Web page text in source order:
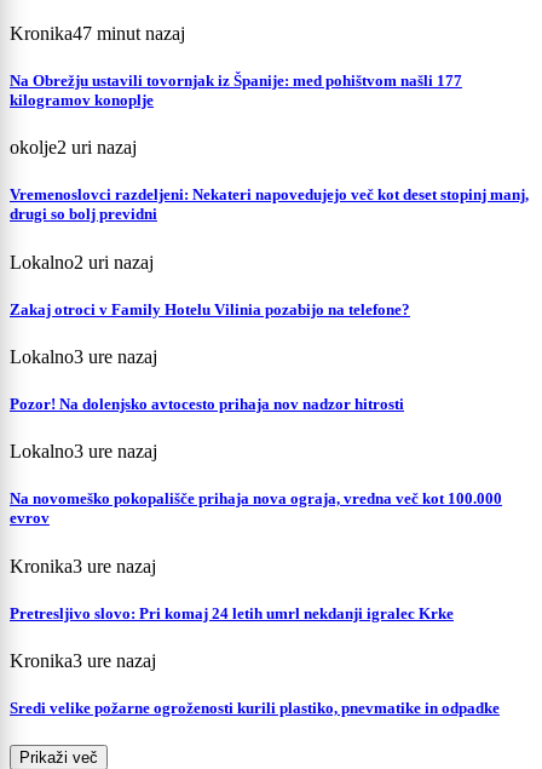
Kronika47 minut nazaj
Na Obrežju ustavili tovornjak iz Španije: med pohištvom našli 177
kilogramov konoplje
okolje2 uri nazaj
Vremenoslovci razdeljeni: Nekateri napovedujejo več kot deset stopinj manj,
drugi so bolj previdni
Lokalno2 uri nazaj
Zakaj otroci v Family Hotelu Vilinia pozabijo na telefone?
Lokalno3 ure nazaj
Pozor! Na dolenjsko avtocesto prihaja nov nadzor hitrosti
Lokalno3 ure nazaj
Na novomeško pokopališče prihaja nova ograja, vredna več kot 100.000
evrov
Kronika3 ure nazaj
Pretresljivo slovo: Pri komaj 24 letih umrl nekdanji igralec Krke
Kronika3 ure nazaj
Sredi velike požarne ogroženosti kurili plastiko, pnevmatike in odpadke
Prikaži več